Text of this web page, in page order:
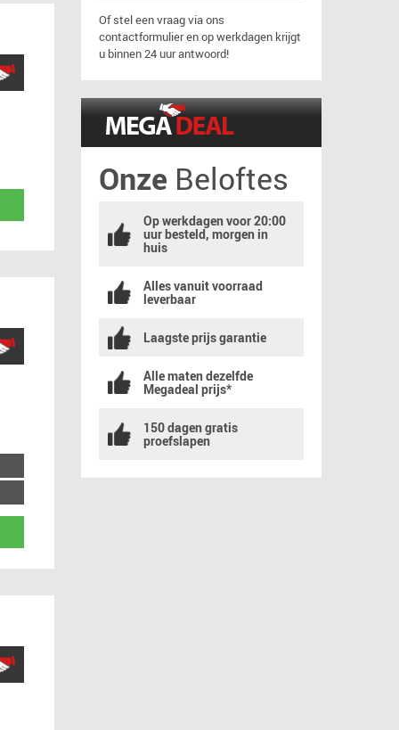
Of stel een vraag via ons
contactformulier en op werkdagen krijgt
u binnen 24 uur antwoord!
Onze Beloftes
Op werkdagen voor 20:00
uur besteld, morgen in
huis
Alles vanuit voorraad
leverbaar
Laagste prijs garantie
Alle maten dezelfde
Megadeal prijs*
150 dagen gratis
proefslapen